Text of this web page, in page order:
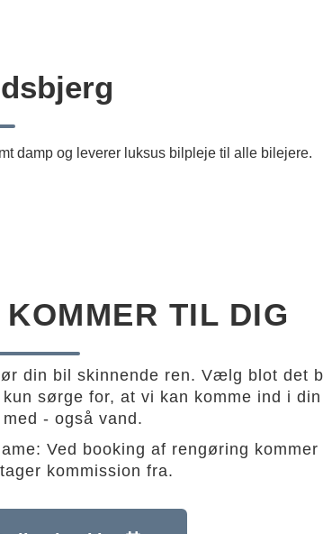
damp og leverer luksus bilpleje til alle bilejere.
TIL DIG
din bil skinnende ren. Vælg blot det
sørge for, at vi kan komme ind i
- også vand.
Ved booking af rengøring
kommission fra.